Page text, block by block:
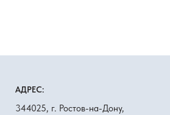
АДРЕС:
344025, г. Ростов-на-Дону,